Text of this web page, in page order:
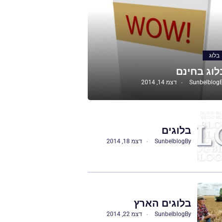
בלוג
בחינם
Sunbelblog דצמ 14, 2014
בלוגים
By
Sunbelblog דצמ 18, 2014
בלוגים הארץ
By
Sunbelblog דצמ 22, 2014